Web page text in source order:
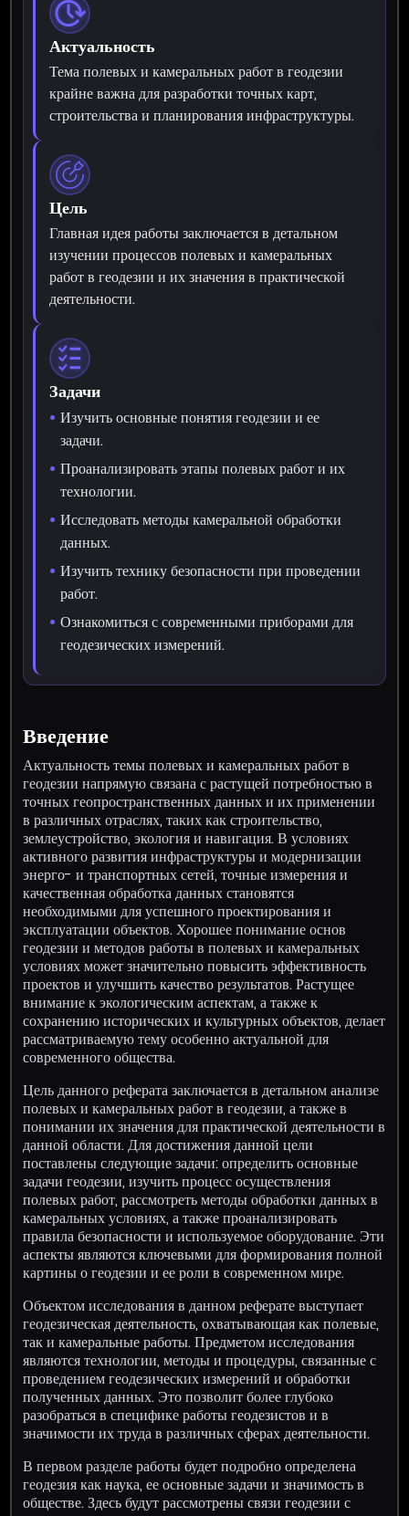
Актуальность
Тема полевых и камеральных работ в геодезии
крайне важна для разработки точных карт,
строительства и планирования инфраструктуры.
Цель
Главная идея работы заключается в детальном
изучении процессов полевых и камеральных
работ в геодезии и их значения в практической
деятельности.
Задачи
Изучить основные понятия геодезии и ее
задачи.
Проанализировать этапы полевых работ и их
технологии.
Исследовать методы камеральной обработки
данных.
Изучить технику безопасности при проведении
работ.
Ознакомиться с современными приборами для
геодезических измерений.
Введение
Актуальность темы полевых и камеральных работ в
геодезии напрямую связана с растущей потребностью в
точных геопространственных данных и их применении
в различных отраслях, таких как строительство,
землеустройство, экология и навигация. В условиях
активного развития инфраструктуры и модернизации
энерго- и транспортных сетей, точные измерения и
качественная обработка данных становятся
необходимыми для успешного проектирования и
эксплуатации объектов. Хорошее понимание основ
геодезии и методов работы в полевых и камеральных
условиях может значительно повысить эффективность
проектов и улучшить качество результатов. Растущее
внимание к экологическим аспектам, а также к
сохранению исторических и культурных объектов, делает
рассматриваемую тему особенно актуальной для
современного общества.
Цель данного реферата заключается в детальном анализе
полевых и камеральных работ в геодезии, а также в
понимании их значения для практической деятельности в
данной области. Для достижения данной цели
поставлены следующие задачи: определить основные
задачи геодезии, изучить процесс осуществления
полевых работ, рассмотреть методы обработки данных в
камеральных условиях, а также проанализировать
правила безопасности и используемое оборудование. Эти
аспекты являются ключевыми для формирования полной
картины о геодезии и ее роли в современном мире.
Объектом исследования в данном реферате выступает
геодезическая деятельность, охватывающая как полевые,
так и камеральные работы. Предметом исследования
являются технологии, методы и процедуры, связанные с
проведением геодезических измерений и обработки
полученных данных. Это позволит более глубоко
разобраться в специфике работы геодезистов и в
значимости их труда в различных сферах деятельности.
В первом разделе работы будет подробно определена
геодезия как наука, ее основные задачи и значимость в
обществе. Здесь будут рассмотрены связи геодезии с